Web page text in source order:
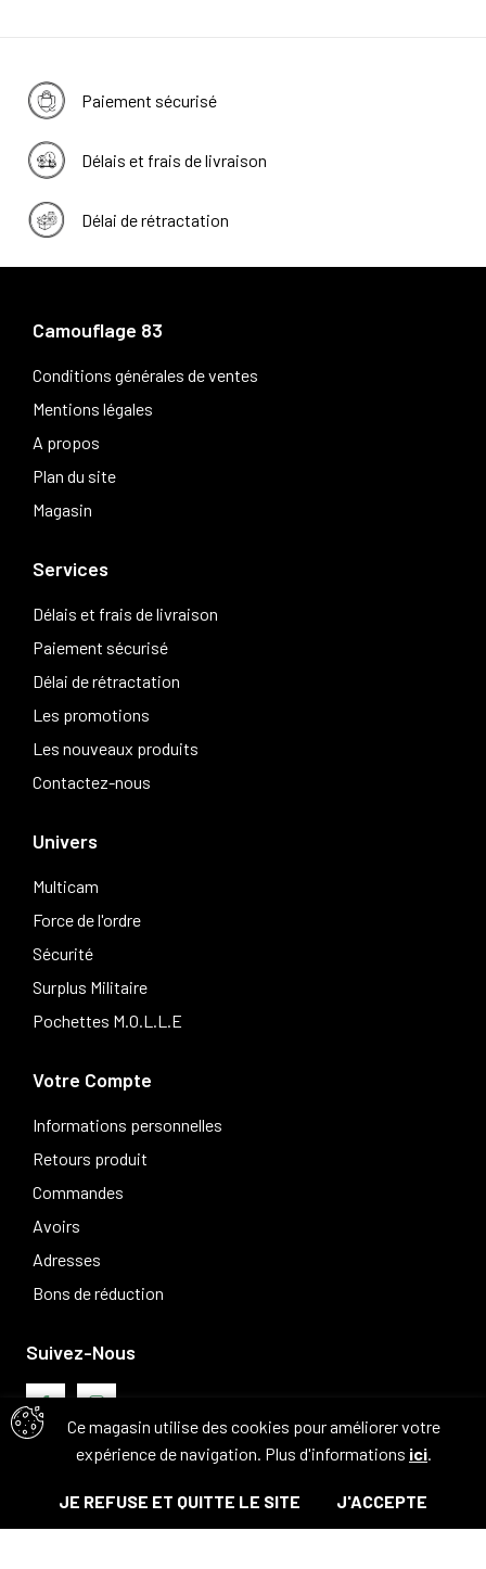
Paiement sécurisé
Délais et frais de livraison
Délai de rétractation
Camouflage 83
Conditions générales de ventes
Mentions légales
A propos
Plan du site
Magasin
Services
Délais et frais de livraison
Paiement sécurisé
Délai de rétractation
Les promotions
Les nouveaux produits
Contactez-nous
Univers
Multicam
Force de l'ordre
Sécurité
Surplus Militaire
Pochettes M.O.L.L.E
Votre Compte
Informations personnelles
Retours produit
Commandes
Avoirs
Adresses
Bons de réduction
Ce magasin utilise des cookies pour améliorer votre
expérience de navigation. Plus d'informations ici.
JE REFUSE ET QUITTE LE SITE J'ACCEPTE
Suivez-Nous